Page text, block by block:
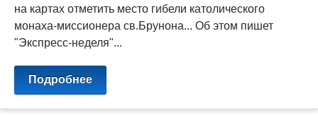
на картах отметить место гибели католического
монаха-миссионера св.Брунона... Об этом пишет
"Экспресс-неделя"...
Подробнее